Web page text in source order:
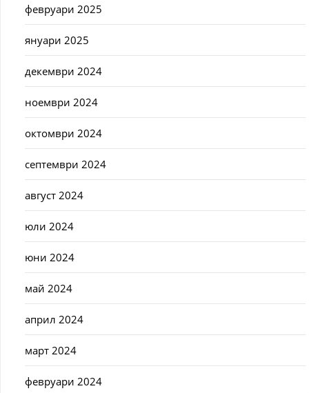
февруари 2025
януари 2025
декември 2024
ноември 2024
октомври 2024
септември 2024
август 2024
юли 2024
юни 2024
май 2024
април 2024
март 2024
февруари 2024